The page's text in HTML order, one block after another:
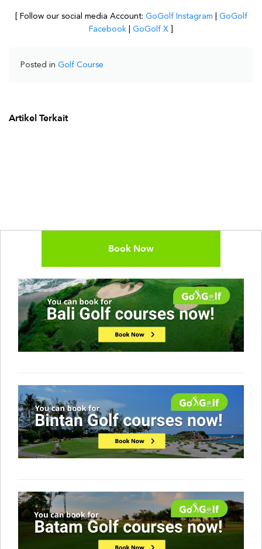
[ Follow our social media Account: GoGolf Instagram
GoGolf
Facebook
GoGolf X
Posted in Golf Course
Artikel Terkait
Book Now